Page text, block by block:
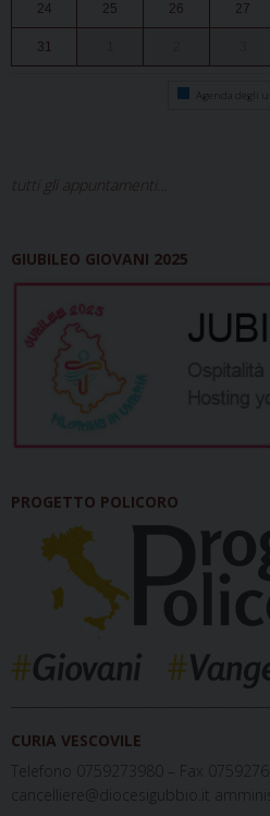
24 25 26 27
31
Agenda degli
tutti gli appuntamenti...
GIUBILEO GIOVANI 2025
PROGETTO POLICORO
CURIA VESCOVILE
Telefono 0759273980 – Fax
cancelliere@diocesigubbio.it